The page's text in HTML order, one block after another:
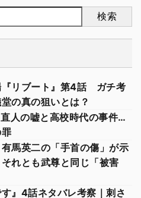
検索
『リブート』第4話 ガチ考
の真の狙いとは？
人の嘘と高校時代の事件…
有馬英二の「手首の傷」が示
れとも武尊と同じ「被害
』4話ネタバレ考察｜刺さ